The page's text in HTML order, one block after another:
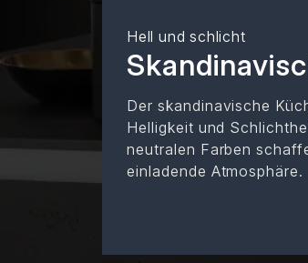
Hell und schlicht
Der skandinavische
Helligkeit und
neutralen Farben
einladende Atmosphäre.